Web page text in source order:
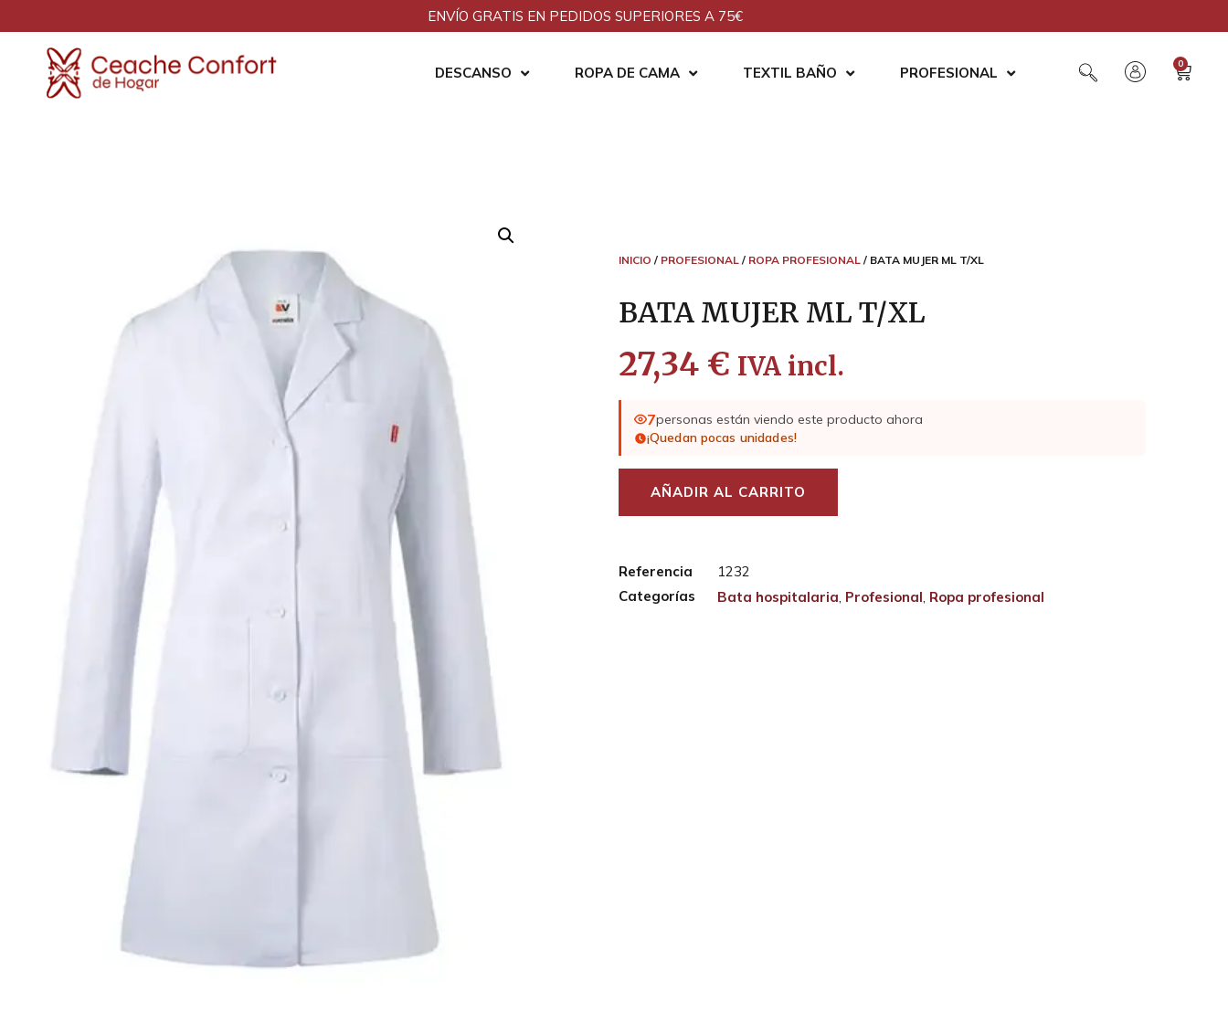
ENVÍO GRATIS EN PEDIDOS SUPERIORES A 75€
DESCANSO ROPA DE CAMA TEXTIL BAÑO PROFESIONAL
0
INICIO / PROFESIONAL/ ROPA PROFESIONAL/ BATA MUJER ML T/XL
BATA MUJER ML T/XL
27,34 € IVA incl.
7personas están viendo este producto ahora
¡Quedan pocas unidades!
AÑADIR AL CARRITO
Referencia
1232
Categorías
Bata hospitalaria, Profesional, Ropa profesional